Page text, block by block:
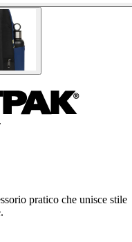
pratico che unisce stile